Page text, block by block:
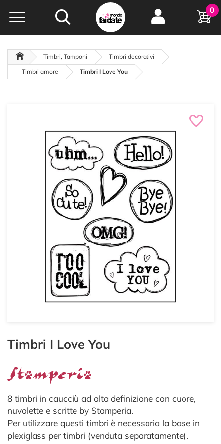
Hobby e
creatività...
oltre 15 anni online
0
Timbri, Tamponi
Timbri decorativi
Timbri amore
Timbri I Love You
Timbri I Love You
8 timbri in caucciù ad alta definizione con cuore,
nuvolette e scritte by Stamperia.
Per utilizzare questi timbri è necessaria la base in
plexiglass per timbri (venduta separatamente).